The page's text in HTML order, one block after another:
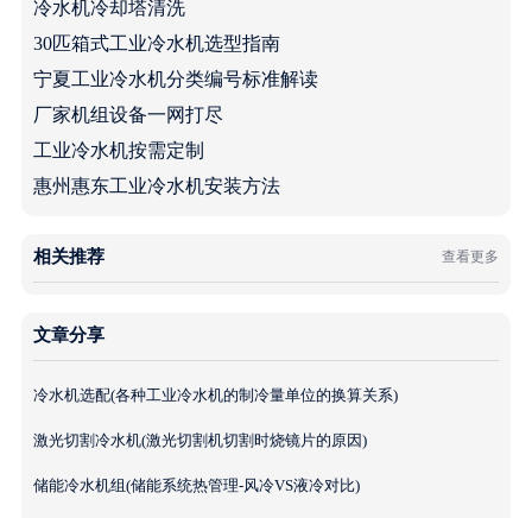
冷水机冷却塔清洗
30匹箱式工业冷水机选型指南
宁夏工业冷水机分类编号标准解读
厂家机组设备一网打尽
工业冷水机按需定制
惠州惠东工业冷水机安装方法
相关推荐 查看更多
文章分享
冷水机选配(各种工业冷水机的制冷量单位的换算关系)
激光切割冷水机(激光切割机切割时烧镜片的原因)
储能冷水机组(储能系统热管理-风冷VS液冷对比)